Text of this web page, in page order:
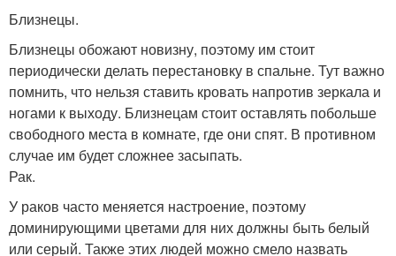
Близнецы.
Близнецы обожают новизну, поэтому им стоит
периодически делать перестановку в спальне. Тут важно
помнить, что нельзя ставить кровать напротив зеркала и
ногами к выходу. Близнецам стоит оставлять побольше
свободного места в комнате, где они спят. В противном
случае им будет сложнее засыпать.
Рак.
У раков часто меняется настроение, поэтому
доминирующими цветами для них должны быть белый
или серый. Также этих людей можно смело назвать